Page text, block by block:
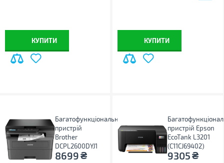
КУПИТИ КУПИТИ
Багатофункціональний
пристрій
Brother
DCPL2600DYJ1
8699₴
пристрій Epson
EcoTank L3201
(C11CJ69402)
9305₴